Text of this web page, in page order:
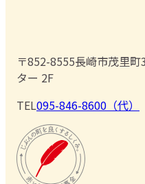
〒852-8555長崎市茂里
ター 2F
TEL095-846-8600（代）